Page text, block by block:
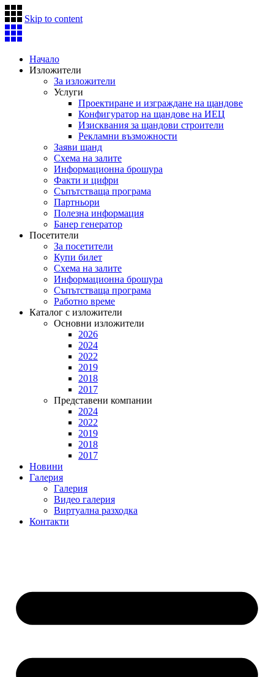
Skip to content
Начало
Изложители
За изложители
Услуги
Проектиране и изграждане на щандове
Конфигуратор на щандове на ИЕЦ
Изисквания за щандови строители
Рекламни възможности
Заяви щанд
Схема на залите
Информационна брошура
Факти и цифри
Съпътстваща програма
Партньори
Полезна информация
Банер генератор
Посетители
За посетители
Купи билет
Схема на залите
Информационна брошура
Съпътстваща програма
Работно време
Каталог с изложители
Основни изложители
2026
2024
2022
2019
2018
2017
Представени компании
2024
2022
2019
2018
2017
Новини
Галерия
Галерия
Видео галерия
Виртуална разходка
Контакти